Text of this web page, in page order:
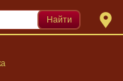
Найти